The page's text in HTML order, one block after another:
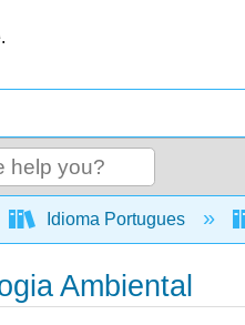
global hierarchy
Idioma Portugues
Ambiental